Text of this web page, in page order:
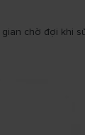
chờ đợi khi